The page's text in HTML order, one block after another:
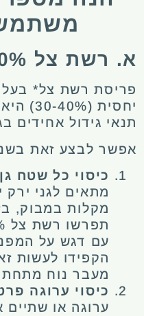
א. רשת צל 30%
פריסת רשת צל*
יחסית
תנאי גידול אחידים
אפשר לבצע זאת
כיסוי כל שטח
מתאים לגני
מקלות במבוק,
עם דגש על
הקפידו לעשות
מעבר נוח
כיסוי ערוגה
ערוגה או שתיים